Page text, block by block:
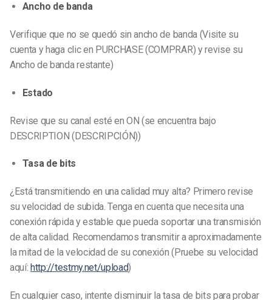
Ancho de banda
Verifique que no se quedó sin ancho de banda (Visite su
cuenta y haga clic en PURCHASE (COMPRAR) y revise su
Ancho de banda restante)
Estado
Revise que su canal esté en ON (se encuentra bajo
DESCRIPTION (DESCRIPCIÓN))
Tasa de bits
¿Está transmitiendo en una calidad muy alta? Primero revise
su velocidad de subida. Tenga en cuenta que necesita una
conexión rápida y estable que pueda soportar una transmisión
de alta calidad. Recomendamos transmitir a aproximadamente
la mitad de la velocidad de su conexión (Pruebe su velocidad
aquí:http://testmy.net/upload)
En cualquier caso, intente disminuir la tasa de bits para probar